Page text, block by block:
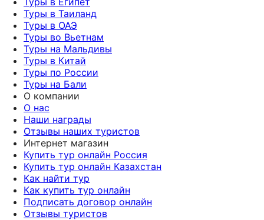
Туры в Таиланд
Туры в ОАЭ
Туры во Вьетнам
Туры на Мальдивы
Туры в Китай
Туры по России
Туры на Бали
О компании
О нас
Наши награды
Отзывы наших туристов
Интернет магазин
Купить тур онлайн Россия
Купить тур онлайн Казахстан
Как найти тур
Как купить тур онлайн
Подписать договор онлайн
Отзывы туристов